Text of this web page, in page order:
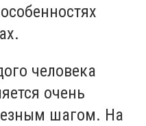
человека
очень
шагом. На